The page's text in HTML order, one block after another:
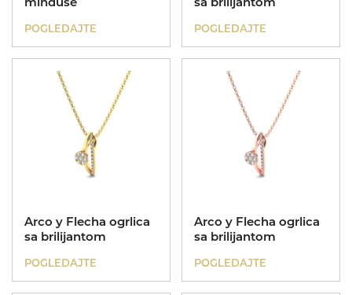
POGLEDAJTE POGLEDAJTE
Arco y Flecha ogrlica
sa brilijantom
POGLEDAJTE
Arco y Flecha ogrlica
sa brilijantom
POGLEDAJTE